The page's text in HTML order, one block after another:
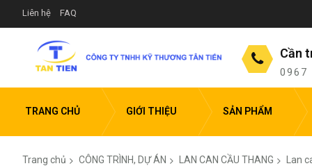
Liên hệ FAQ
Cần
0967
TRANG CHỦ GIỚI THIỆU SẢN PHẨM
Trang chủ CÔNG TRÌNH, DỰ ÁN LAN CAN CẦU THANG Lan